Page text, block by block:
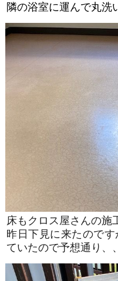
隣の浴室に運んで丸洗
床もクロス屋さんの
昨日下見に来たので
ていたので予想通り、